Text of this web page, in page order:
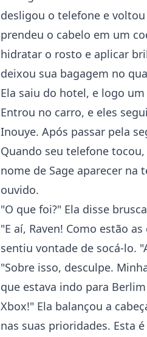
desligou o telefone e
prendeu o cabelo em um
hidratar o rosto e aplicar
deixou sua bagagem no
Ela saiu do hotel, e logo
Entrou no carro, e eles
Inouye. Após passar pela
Quando seu telefone
nome de Sage aparecer na
ouvido.
"O que foi?" Ela disse
"E aí, Raven! Como estão
sentiu vontade de socá-lo.
"Sobre isso, desculpe.
que estava indo para
Xbox!" Ela balançou a
nas suas prioridades. Esta